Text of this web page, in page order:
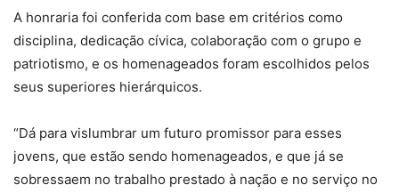
A honraria foi conferida com base em critérios como
disciplina, dedicação cívica, colaboração com o grupo e
patriotismo, e os homenageados foram escolhidos pelos
seus superiores hierárquicos.
“Dá para vislumbrar um futuro promissor para esses
jovens, que estão sendo homenageados, e que já se
sobressaem no trabalho prestado à nação e no serviço no